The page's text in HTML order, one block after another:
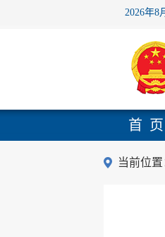
2026年8
首 页
当前位置